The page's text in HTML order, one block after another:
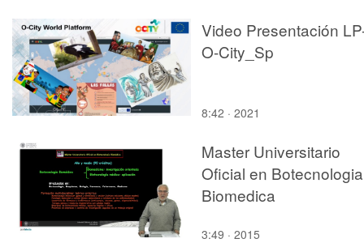
Video Presentación
O-City_Sp
8:42 · 2021
Master Universitario
Oficial en Botecnologia
Biomedica
3:49 · 2015